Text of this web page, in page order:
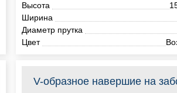
Высота
Ширина
Диаметр прутка
Цвет
V-образное навершие на